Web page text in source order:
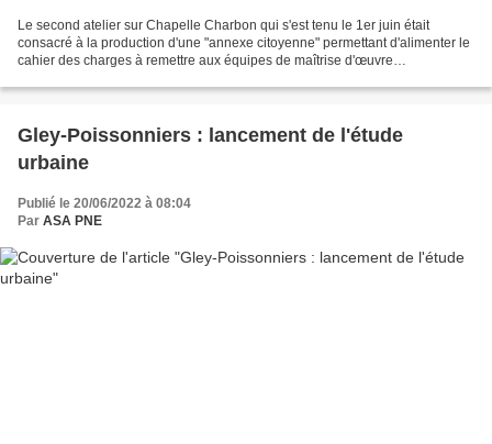
Le second atelier sur Chapelle Charbon qui s'est tenu le 1er juin était
consacré à la production d'une "annexe citoyenne" permettant d'alimenter le
cahier des charges à remettre aux équipes de maîtrise d'œuvre
Gley-Poissonniers : lancement de l'étude
urbaine
Publié le 20/06/2022 à 08:04
Par ASA PNE